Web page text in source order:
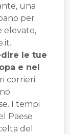
una
per
elevato,
le tue
e nel
corrieri
I tempi
Paese
del